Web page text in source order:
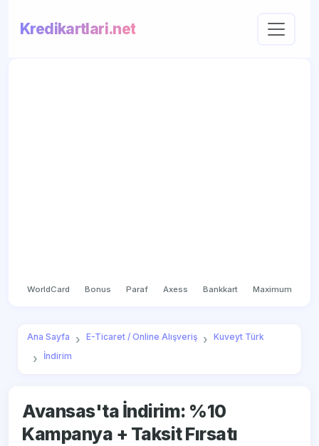
Kredikartlari.net
WorldCard Bonus Paraf Axess Bankkart Maximum
Ana Sayfa E-Ticaret / Online Alışveriş
Kuveyt Türk
İndirim
Avansas'ta İndirim: %10
Kampanya + Taksit Fırsatı